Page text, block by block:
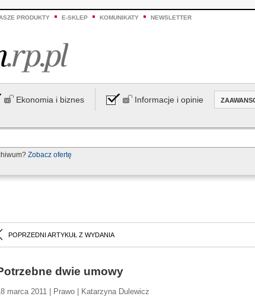
PRODUKTY E-SKLEP KOMUNIKATY NEWSLETTER
Ekonomia i biznes Informacje i opinie
Zobacz ofertę
POPRZEDNI ARTYKUŁ Z WYDANIA
dwie umowy
marca 2011 | Prawo | Katarzyna Dulewicz